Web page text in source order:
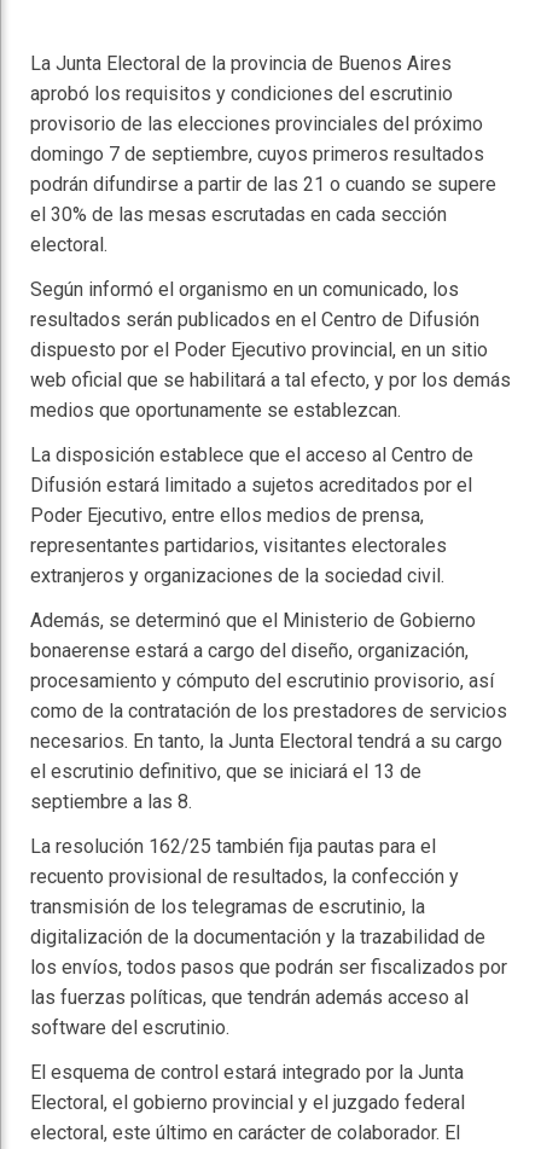
La Junta Electoral de la provincia de Buenos Aires
aprobó los requisitos y condiciones del escrutinio
provisorio de las elecciones provinciales del próximo
domingo 7 de septiembre, cuyos primeros resultados
podrán difundirse a partir de las 21 o cuando se supere
el 30% de las mesas escrutadas en cada sección
electoral.
Según informó el organismo en un comunicado, los
resultados serán publicados en el Centro de Difusión
dispuesto por el Poder Ejecutivo provincial, en un sitio
web oficial que se habilitará a tal efecto, y por los demás
medios que oportunamente se establezcan.
La disposición establece que el acceso al Centro de
Difusión estará limitado a sujetos acreditados por el
Poder Ejecutivo, entre ellos medios de prensa,
representantes partidarios, visitantes electorales
extranjeros y organizaciones de la sociedad civil.
Además, se determinó que el Ministerio de Gobierno
bonaerense estará a cargo del diseño, organización,
procesamiento y cómputo del escrutinio provisorio, así
como de la contratación de los prestadores de servicios
necesarios. En tanto, la Junta Electoral tendrá a su cargo
el escrutinio definitivo, que se iniciará el 13 de
septiembre a las 8.
La resolución 162/25 también fija pautas para el
recuento provisional de resultados, la confección y
transmisión de los telegramas de escrutinio, la
digitalización de la documentación y la trazabilidad de
los envíos, todos pasos que podrán ser fiscalizados por
las fuerzas políticas, que tendrán además acceso al
software del escrutinio.
El esquema de control estará integrado por la Junta
Electoral, el gobierno provincial y el juzgado federal
electoral, este último en carácter de colaborador. El